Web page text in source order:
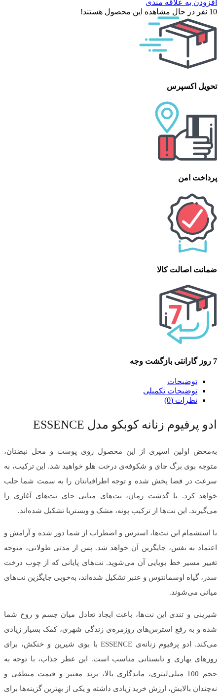
افزودن به علاقه مندی
10 نفر در حال مشاهده این محصول هستند!
تحویل اکسپرس
پرداخت امن
ضمانت اصالت کالا
7 روز گارانتی بازگشت وجه
توضیحات
توضیحات تکمیلی
نظرات (0)
ادو پرفیوم زنانه کوبکو مدل ESSENCE
به‌محض اولین اسپری از این محصول روی پوست و محل نبضتان،
متوجه بوی برگ چای و شکوفه‌ی درخت هلو خواهید شد. این ترکیب، به‌
سرعت در فضا پخش شده و توجه اطرافیانتان را به سمت شما جلب
خواهد کرد. با گذشت زمان، نت‌های میانی جای نت‌های آغازی را
می‌گیرند. این نت‌ها از ترکیب پونه، مشک و ویستریا تشکیل‌ شده‌اند.
با استشمام این نت‌ها، استرس و اضطراب از شما دور شده و آرامش و
اعتماد به‌ نفس، جایگزین آن خواهد شد. پس از مدتی طولانی، متوجه
تغییر مسیر خط بویایی آن می‌شوید. نت‌های پایانی که از چوب درخت
سدر، گیاه اوسمانتوس و عنبر تشکیل ‌شده‌اند، به‌خوبی جایگزین نت‌های
میانی می‌شوند.
شیرینی و تندی این نت‌ها، باعث ایجاد تعادل میان جسم و روح شما
شده و به رفع استرس‌های روزمره‌ی زندگی شهری، کمک بسیار زیادی
می‌کند. ادو پرفیوم زنانه‌ی ESSENCE با بوی شیرین و خنکش، برای
روزهای بهاری و تابستانی مناسب است. این عطر جذاب، با توجه به
حجم 100 میلی‌لیتری، ماندگاری بالا، برند معتبر و قیمت منطقی و
نه‌چندان بالایش، ارزش خرید زیادی داشته و یکی از بهترین گزینه‌ها برای